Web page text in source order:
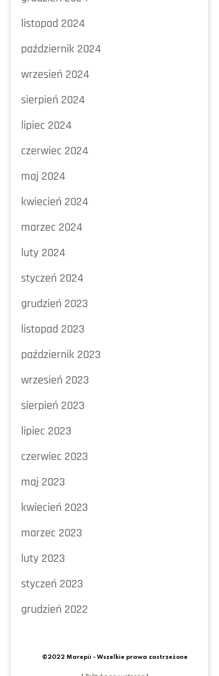
listopad 2024
październik 2024
wrzesień 2024
sierpień 2024
lipiec 2024
czerwiec 2024
maj 2024
kwiecień 2024
marzec 2024
luty 2024
styczeń 2024
grudzień 2023
listopad 2023
październik 2023
wrzesień 2023
sierpień 2023
lipiec 2023
czerwiec 2023
maj 2023
kwiecień 2023
marzec 2023
luty 2023
styczeń 2023
grudzień 2022
©2022 Marepii - Wszelkie prawa zastrzeżone